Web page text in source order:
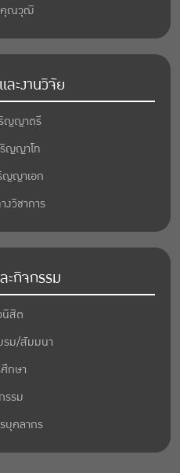
คุณวุฒิ
ะงานวิจัย
ญญาตรี
ญญาโท
ญญาเอก
งวิชาการ
ะกิจกรรม
นิสิต
รม/สัมมนา
กษา
รรม
บุคลากร